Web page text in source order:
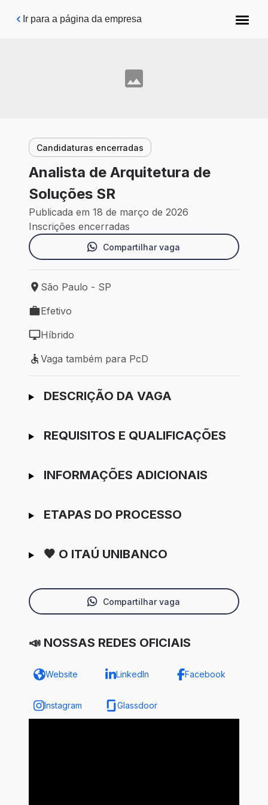
Pular para o conteúdo principal
Ir para a página da empresa
Candidaturas encerradas
Analista de Arquitetura de
Soluções SR
Publicada em 18 de março de 2026
Inscrições encerradas
Compartilhar vaga
Local de trabalho: São Paulo - SP
São Paulo - SP
Tipo de vaga: Efetivo
Efetivo
Modelo de trabalho: Híbrido
Híbrido
Vaga também para PcD
Vaga também para PcD
Ir para candidatura
DESCRIÇÃO DA VAGA
REQUISITOS E QUALIFICAÇÕES
INFORMAÇÕES ADICIONAIS
ETAPAS DO PROCESSO
🧡 O ITAÚ UNIBANCO
Compartilhar vaga
📣 NOSSAS REDES OFICIAIS
Website LinkedIn Facebook
Instagram Glassdoor